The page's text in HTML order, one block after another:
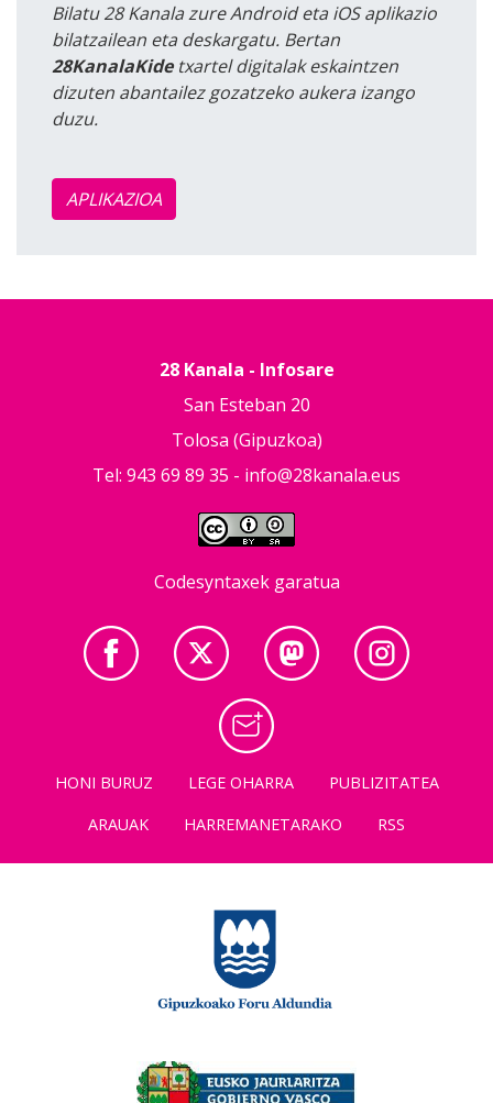
Bilatu 28 Kanala zure Android eta iOS aplikazio
bilatzailean eta deskargatu. Bertan
28KanalaKidetxartel digitalak eskaintzen
dizuten abantailez gozatzeko aukera izango
duzu.
APLIKAZIOA
28 Kanala - Infosare
San Esteban 20
Tolosa (Gipuzkoa)
Tel: 943 69 89 35 - info@28kanala.eus
Codesyntaxek garatua
HONI BURUZ LEGE OHARRA
PUBLIZITATEA
ARAUAK
HARREMANETARAKO RSS